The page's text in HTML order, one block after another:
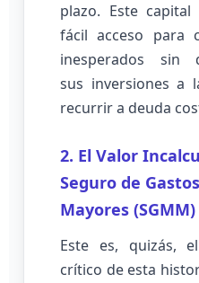
plazo. Este
fácil acceso para
inesperados sin
sus inversiones a
recurrir a deuda
2. El Valor
Seguro de
Mayores (SGMM)
Este es, quizás,
crítico de esta